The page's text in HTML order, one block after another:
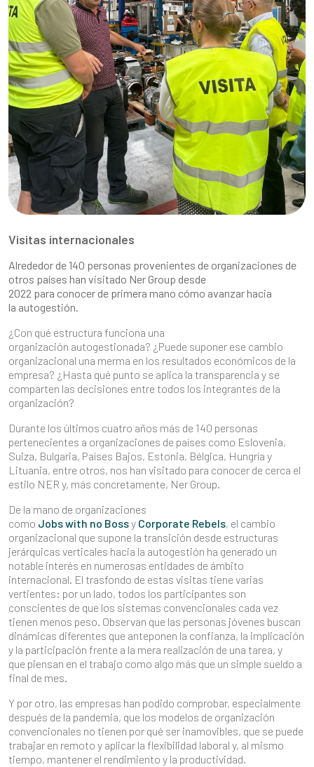
Visitas internacionales
Alrededor de 140 personas provenientes de organizaciones de
otros países han visitado Ner Group desde
2022 para conocer de primera mano cómo avanzar hacia
la autogestión.
¿Con qué estructura funciona una
organización autogestionada? ¿Puede suponer ese cambio
organizacional una merma en los resultados económicos de la
empresa? ¿Hasta qué punto se aplica la transparencia y se
comparten las decisiones entre todos los integrantes de la
organización?
Durante los últimos cuatro años más de 140 personas
pertenecientes a organizaciones de países como Eslovenia,
Suiza, Bulgaria, Países Bajos, Estonia, Bélgica, Hungría y
Lituania, entre otros, nos han visitado para conocer de cerca el
estilo NER y, más concretamente, Ner Group.
De la mano de organizaciones
como Jobs with no Bossy Corporate Rebels, el cambio
organizacional que supone la transición desde estructuras
jerárquicas verticales hacia la autogestión ha generado un
notable interés en numerosas entidades de ámbito
internacional. El trasfondo de estas visitas tiene varias
vertientes: por un lado, todos los participantes son
conscientes de que los sistemas convencionales cada vez
tienen menos peso. Observan que las personas jóvenes buscan
dinámicas diferentes que anteponen la confianza, la implicación
y la participación frente a la mera realización de una tarea, y
que piensan en el trabajo como algo más que un simple sueldo a
final de mes.
Y por otro, las empresas han podido comprobar, especialmente
después de la pandemia, que los modelos de organización
convencionales no tienen por qué ser inamovibles, que se puede
trabajar en remoto y aplicar la flexibilidad laboral y, al mismo
tiempo, mantener el rendimiento y la productividad.